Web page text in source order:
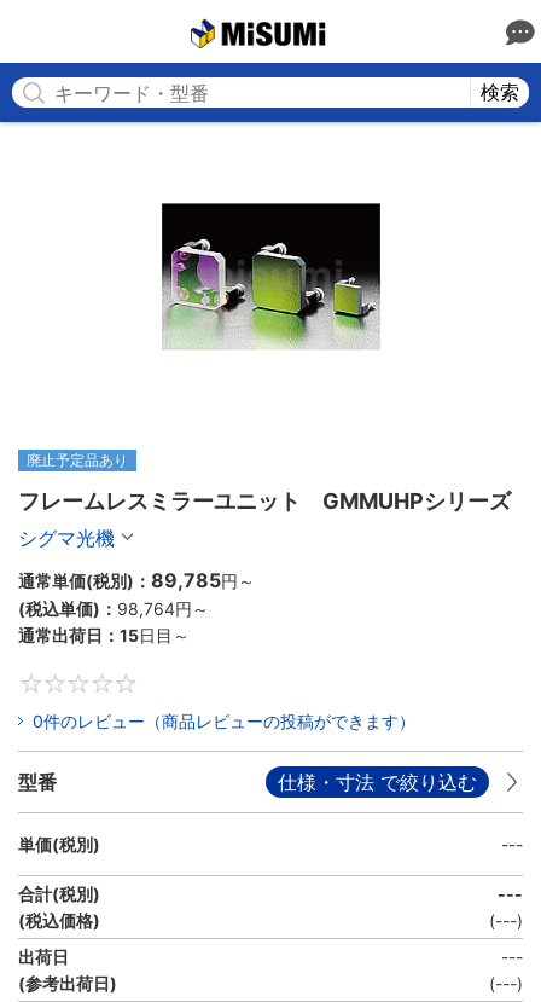
検索
廃止予定品あり
フレームレスミラーユニット　GMMUHPシリーズ
シグマ光機
通常単価(税別)： 89,785円 ～
(税込単価)： 98,764円 ～
通常出荷日： 15日目～
0件のレビュー（商品レビューの投稿ができます）
型番 仕様・寸法 で絞り込む
単価(税別) ---
合計(税別)
(税込価格)
---
(---)
出荷日
(参考出荷日)
---
(---)